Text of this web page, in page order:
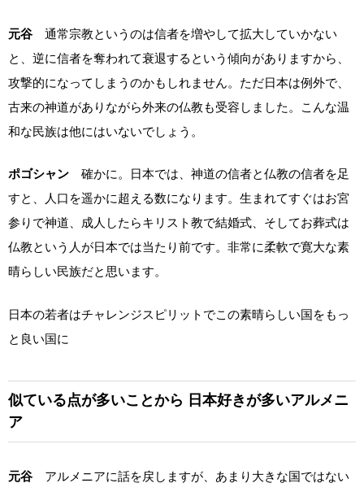
元谷 通常宗教というのは信者を増やして拡大していかない
と、逆に信者を奪われて衰退するという傾向がありますから、
攻撃的になってしまうのかもしれません。ただ日本は例外で、
古来の神道がありながら外来の仏教も受容しました。こんな温
和な民族は他にはいないでしょう。
ポゴシャン 確かに。日本では、神道の信者と仏教の信者を足
すと、人口を遥かに超える数になります。生まれてすぐはお宮
参りで神道、成人したらキリスト教で結婚式、そしてお葬式は
仏教という人が日本では当たり前です。非常に柔軟で寛大な素
晴らしい民族だと思います。
日本の若者はチャレンジスピリットでこの素晴らしい国をもっ
と良い国に
似ている点が多いことから 日本好きが多いアルメニ
ア
元谷 アルメニアに話を戻しますが、あまり大きな国ではない